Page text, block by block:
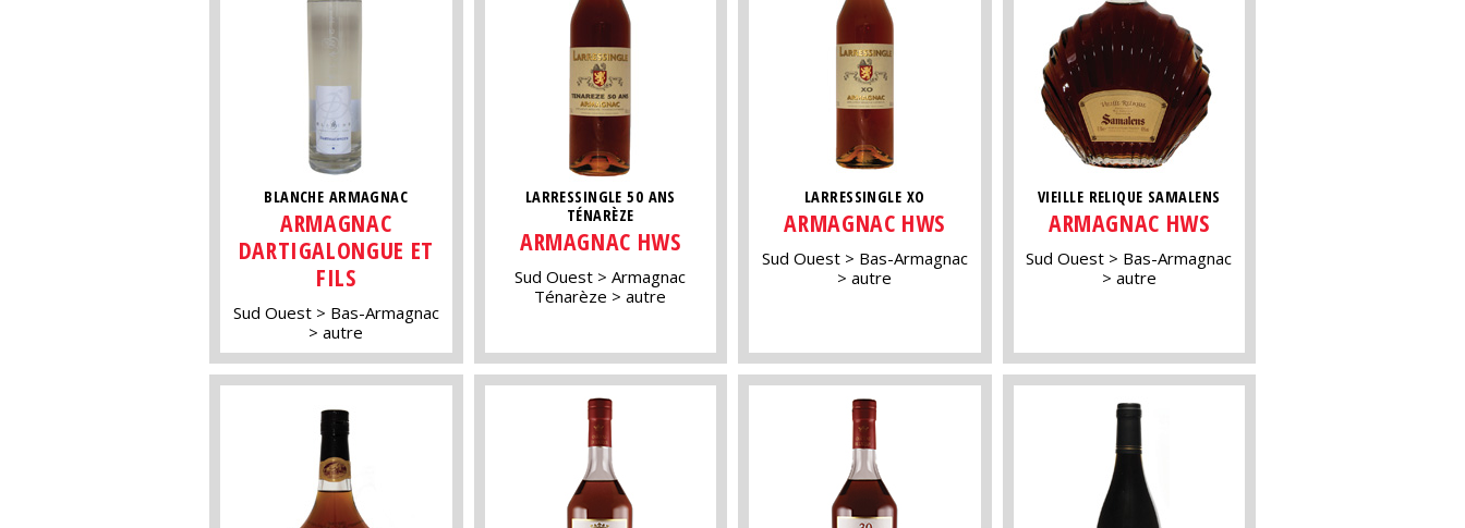
BLANCHE ARMAGNAC
ARMAGNAC
DARTIGALONGUE ET
FILS
Sud Ouest
Bas-Armagnac
autre
LARRESSINGLE 50 ANS
TÉNARÈZE
ARMAGNAC HWS
Sud Ouest
Armagnac
Ténarèze
autre
LARRESSINGLE XO
ARMAGNAC HWS
Sud Ouest
Bas-Armagnac
autre
VIEILLE RELIQUE SAMALENS
ARMAGNAC HWS
Sud Ouest
Bas-Armagnac
autre